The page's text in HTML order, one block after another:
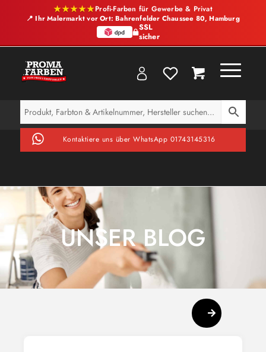
★★★★★Profi-Farben für Gewerbe & Privat
📍 Ihr Malermarkt vor Ort: Bahrenfelder Chaussee 80, Hamburg
SSL
sicher
Kontaktiere uns über WhatsApp 01743145316
UNSER BLOG